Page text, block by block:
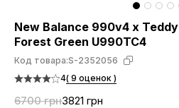
New Balance 990v4 x
Forest Green U990TC4
Код товара:S-2352056
4( 9 оценок )
6700 грн3821 грн